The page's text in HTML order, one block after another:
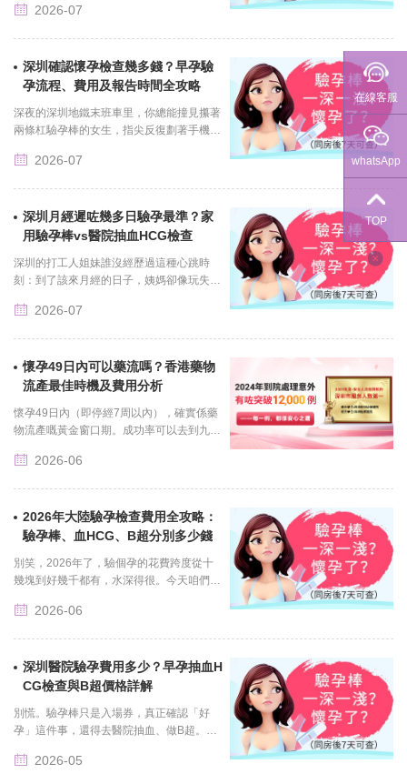
醫院？抽血要不要空腹？B超是不是要憋到
2026-07
深圳確認懷孕檢查幾多錢？早孕驗
孕流程、費用及報告時間全攻略
深夜的深圳地鐵末班車里，你總能撞見攥著
兩條杠驗孕棒的女生，指尖反復劃著手機屏
來懷孕，想找家醫院確認，有人說幾十塊就
2026-07
深圳月經遲咗幾多日驗孕最準？家
用驗孕棒vs醫院抽血HCG檢查
深圳的打工人姐妹誰沒經歷過這種心跳時
刻：到了該來月經的日子，姨媽卻像玩失蹤
便利店隨手買根驗孕棒，測完盯著那兩條杠
2026-07
懷孕49日內可以藥流嗎？香港藥物
流產最佳時機及費用分析
懷孕49日內（即停經7周以內），確實係藥
物流產嘅黃金窗口期。成功率可以去到九成
醫療機構、喺醫生眼皮底下完成成個過程。
2026-06
2026年大陸驗孕檢查費用全攻略：
驗孕棒、血HCG、B超分別多少錢
別笑，2026年了，驗個孕的花費跨度從十
幾塊到好幾千都有，水深得很。今天咱們就
個底朝天，讓你花每一分錢都花得明明白
2026-06
深圳醫院驗孕費用多少？早孕抽血H
CG檢查與B超價格詳解
別慌。驗孕棒只是入場券，真正確認「好
孕」這件事，還得去醫院抽血、做B超。但
錢？會不會被宰？不同檢查差價有多大？今
2026-05
在線客服
whatsApp
TOP